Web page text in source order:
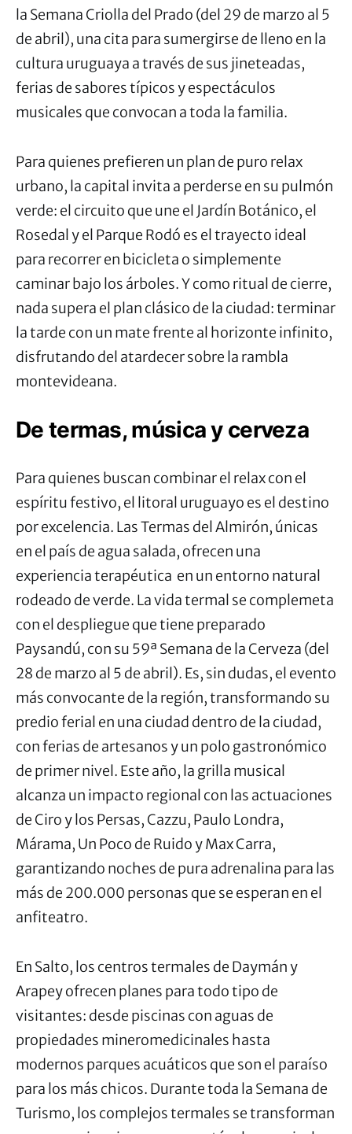
la Semana Criolla del Prado (del 29 de marzo al 5
de abril), una cita para sumergirse de lleno en la
cultura uruguaya a través de sus jineteadas,
ferias de sabores típicos y espectáculos
musicales que convocan a toda la familia.
Para quienes prefieren un plan de puro relax
urbano, la capital invita a perderse en su pulmón
verde: el circuito que une el Jardín Botánico, el
Rosedal y el Parque Rodó es el trayecto ideal
para recorrer en bicicleta o simplemente
caminar bajo los árboles. Y como ritual de cierre,
nada supera el plan clásico de la ciudad: terminar
la tarde con un mate frente al horizonte infinito,
disfrutando del atardecer sobre la rambla
montevideana.
De termas, música y cerveza
Para quienes buscan combinar el relax con el
espíritu festivo, el litoral uruguayo es el destino
por excelencia. Las Termas del Almirón, únicas
en el país de agua salada, ofrecen una
experiencia terapéutica en un entorno natural
rodeado de verde. La vida termal se complemeta
con el despliegue que tiene preparado
Paysandú, con su 59ª Semana de la Cerveza (del
28 de marzo al 5 de abril). Es, sin dudas, el evento
más convocante de la región, transformando su
predio ferial en una ciudad dentro de la ciudad,
con ferias de artesanos y un polo gastronómico
de primer nivel. Este año, la grilla musical
alcanza un impacto regional con las actuaciones
de Ciro y los Persas, Cazzu, Paulo Londra,
Márama, Un Poco de Ruido y Max Carra,
garantizando noches de pura adrenalina para las
más de 200.000 personas que se esperan en el
anfiteatro.
En Salto, los centros termales de Daymán y
Arapey ofrecen planes para todo tipo de
visitantes: desde piscinas con aguas de
propiedades mineromedicinales hasta
modernos parques acuáticos que son el paraíso
para los más chicos. Durante toda la Semana de
Turismo, los complejos termales se transforman